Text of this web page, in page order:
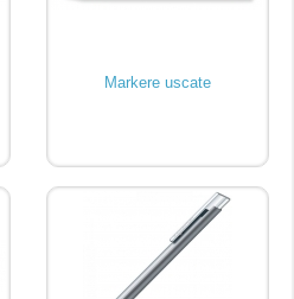
Markere uscate